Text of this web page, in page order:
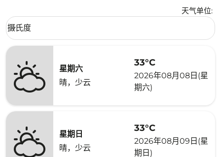
天气单位:
Weather unit option 摄氏度 Selected
摄氏度
keyboard_arrow_down
星期六
晴，少云
33°C
2026年08月08日(星
期六)
星期日
晴，少云
33°C
2026年08月09日(星
期日)